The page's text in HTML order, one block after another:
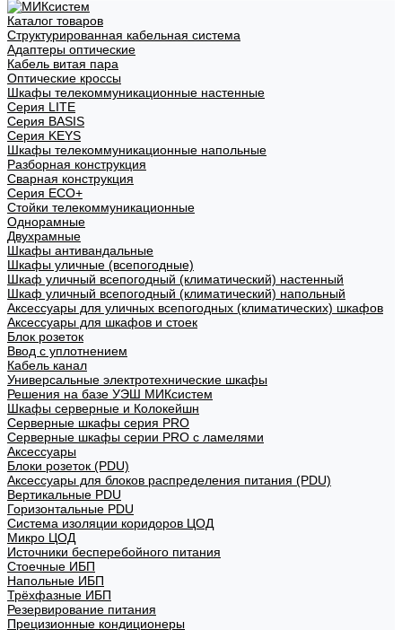
Каталог товаров
Структурированная кабельная система
Адаптеры оптические
Кабель витая пара
Оптические кроссы
Шкафы телекоммуникационные настенные
Cерия LITE
Cерия BASIS
Cерия KEYS
Шкафы телекоммуникационные напольные
Разборная конструкция
Сварная конструкция
Серия ECO+
Стойки телекоммуникационные
Однорамные
Двухрамные
Шкафы антивандальные
Шкафы уличные (всепогодные)
Шкаф уличный всепогодный (климатический) настенный
Шкаф уличный всепогодный (климатический) напольный
Аксессуары для уличных всепогодных (климатических) шкафов
Аксессуары для шкафов и стоек
Блок розеток
Ввод с уплотнением
Кабель канал
Универсальные электротехнические шкафы
Решения на базе УЭШ МИКсистем
Шкафы серверные и Колокейшн
Серверные шкафы серия PRO
Серверные шкафы серии PRO с ламелями
Аксессуары
Блоки розеток (PDU)
Аксессуары для блоков распределения питания (PDU)
Вертикальные PDU
Горизонтальные PDU
Система изоляции коридоров ЦОД
Микро ЦОД
Источники бесперебойного питания
Стоечные ИБП
Напольные ИБП
Трёхфазные ИБП
Резервирование питания
Прецизионные кондиционеры